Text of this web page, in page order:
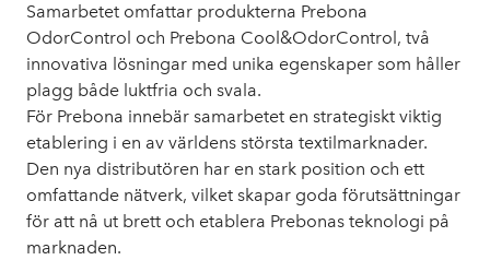
Samarbetet omfattar produkterna Prebona
OdorControl och Prebona Cool&OdorControl, två
innovativa lösningar med unika egenskaper som håller
plagg både luktfria och svala.
För Prebona innebär samarbetet en strategiskt viktig
etablering i en av världens största textilmarknader.
Den nya distributören har en stark position och ett
omfattande nätverk, vilket skapar goda förutsättningar
för att nå ut brett och etablera Prebonas teknologi på
marknaden.